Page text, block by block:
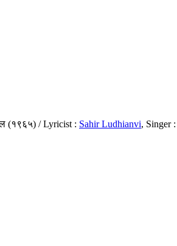
(१९६५) / Lyricist : Sahir Ludhianvi, Singer :